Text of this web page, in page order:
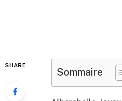
SHARE
Sommaire